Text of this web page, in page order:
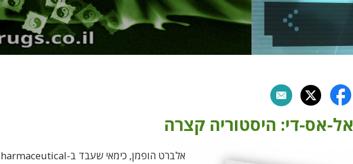
אל-אס-די: היסטוריה קצרה
אלברט הופמן, כימאי שעבד ב-Sandoz Pharmaceutical, סינתז